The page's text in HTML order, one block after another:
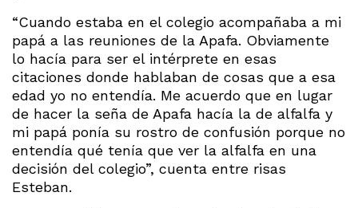
“Cuando estaba en el colegio acompañaba a mi
papá a las reuniones de la Apafa. Obviamente
lo hacía para ser el intérprete en esas
citaciones donde hablaban de cosas que a esa
edad yo no entendía. Me acuerdo que en lugar
de hacer la seña de Apafa hacía la de alfalfa y
mi papá ponía su rostro de confusión porque no
entendía qué tenía que ver la alfalfa en una
decisión del colegio”, cuenta entre risas
Esteban.